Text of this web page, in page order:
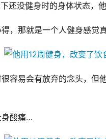
还没健身时的身体状态，
，那就是一个人健身感觉
容易会有放弃的念头，
身酸痛…